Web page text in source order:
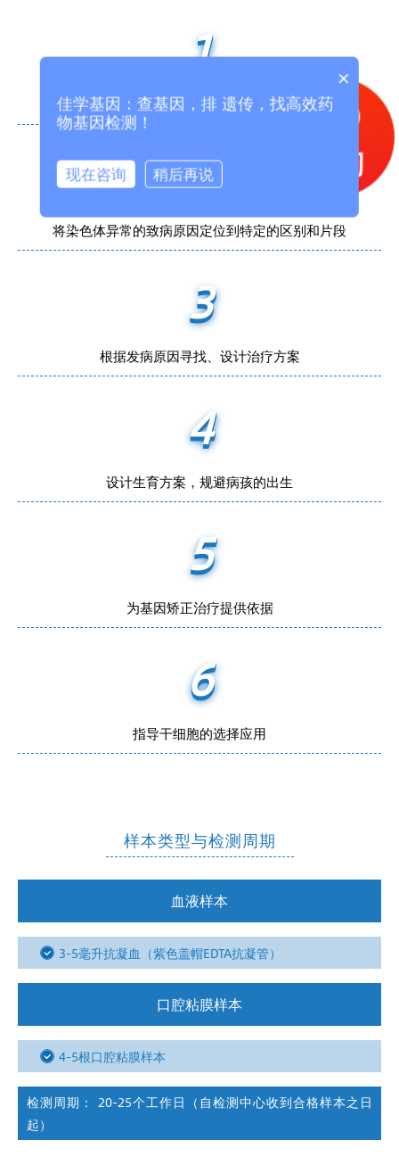
1
明确患者的发病原因是否是由染色体异常引起
2
将染色体异常的致病原因定位到特定的区别和片段
3
根据发病原因寻找、设计治疗方案
4
设计生育方案，规避病孩的出生
5
为基因矫正治疗提供依据
6
指导干细胞的选择应用
样本类型与检测周期
血液样本
3-5毫升抗凝血（紫色盖帽EDTA抗凝管）
口腔粘膜样本
4-5根口腔粘膜样本
检测周期： 20-25个工作日（自检测中心收到合格样本之日
起）
×
佳学基因：查基因，排 遗传，找高效药
物基因检测！
现在咨询 稍后再说